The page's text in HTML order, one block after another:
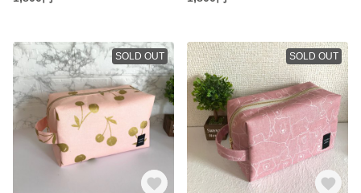
SOLD OUT SOLD OUT